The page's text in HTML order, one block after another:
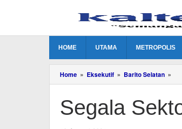
HOME UTAMA METROPOLIS
Home » Eksekutif » Barito Selatan »
Segala